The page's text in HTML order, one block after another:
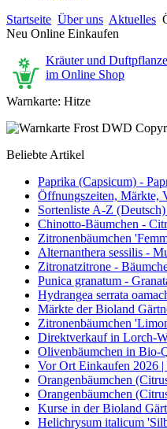
Startseite Über uns Aktuelles
Neu Online Einkaufen
Kräuter und
im Online Shop
Warnkarte: Hitze
Beliebte Artikel
Paprika (Capsicum) -
Öffnungszeiten, Märkte,
Sortenliste A-Z
Chinotto-Bäumchen -
Zitronenbäumchen
Alternanthera sessilis -
Zitronatzitrone -
Punica granatum -
Hydrangea serrata
Märkte der Bioland
Zitronenbäumchen
Direktverkauf in Lorch-
Olivenbäumchen in Bio-
Vor Ort Einkaufen 2026
Orangenbäumchen
Orangenbäumchen
Kurse in der Bioland
Helichrysum italicum